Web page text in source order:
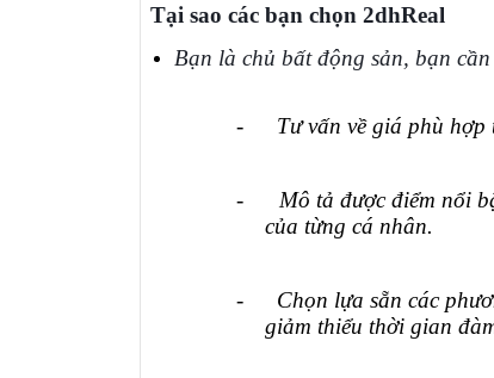
Tại sao các bạn chọn 2dhReal
Bạn là chủ bất động sản, bạn
- Tư vấn vềgiá phù hợp
-
Mô tả được điểm nổi
của từng cá nhân.
-
Chọn lựa sẵn các
giảm thiểu thời gian